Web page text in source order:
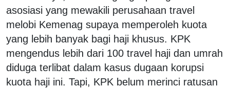
asosiasi yang mewakili perusahaan travel
melobi Kemenag supaya memperoleh kuota
yang lebih banyak bagi haji khusus. KPK
mengendus lebih dari 100 travel haji dan umrah
diduga terlibat dalam kasus dugaan korupsi
kuota haji ini. Tapi, KPK belum merinci ratusan